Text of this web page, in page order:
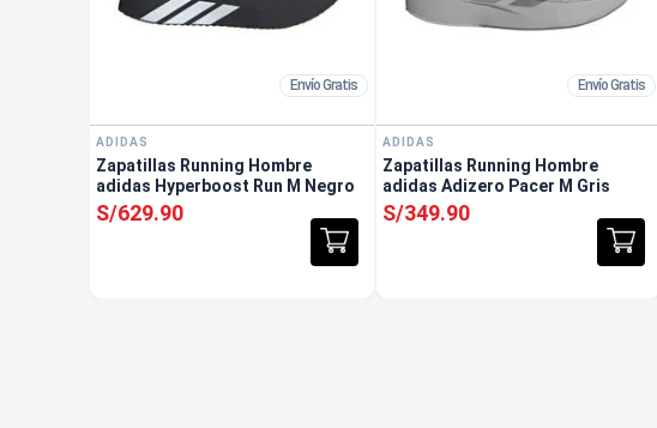
Envío Gratis
ADIDAS
Zapatillas Running Hombre
adidas Hyperboost Run M Negro
S/629.90
Envío Gratis
ADIDAS
Zapatillas Running Hombre
adidas Adizero Pacer M Gris
S/349.90